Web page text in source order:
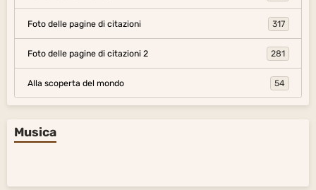
Foto delle pagine di citazioni 317
Foto delle pagine di citazioni 2 281
Alla scoperta del mondo 54
Musica